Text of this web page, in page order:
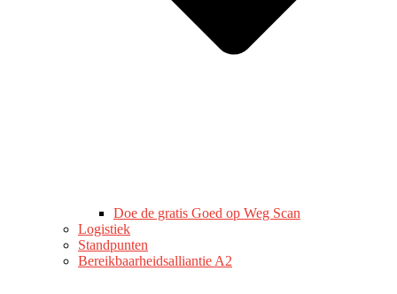
Doe de gratis Goed op Weg Scan
Logistiek
Standpunten
Bereikbaarheidsalliantie A2